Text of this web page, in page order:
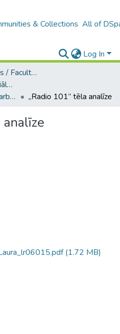
& Collections All of
Log In
B4 – LU fakultātes / Faculties of the UL
A -- Ekonomikas un sociālo zinātņu fakultāte / Faculty of Economics and Social Sciences
Bakalaura un maģistra darbi (ESZF) / Bachelor's and Master's theses
„Radio 101” tēla analīze
(1.72 MB)